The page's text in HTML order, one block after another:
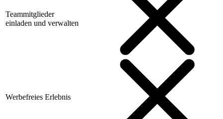
Teammitglieder
einladen und verwalten
Werbefreies Erlebnis